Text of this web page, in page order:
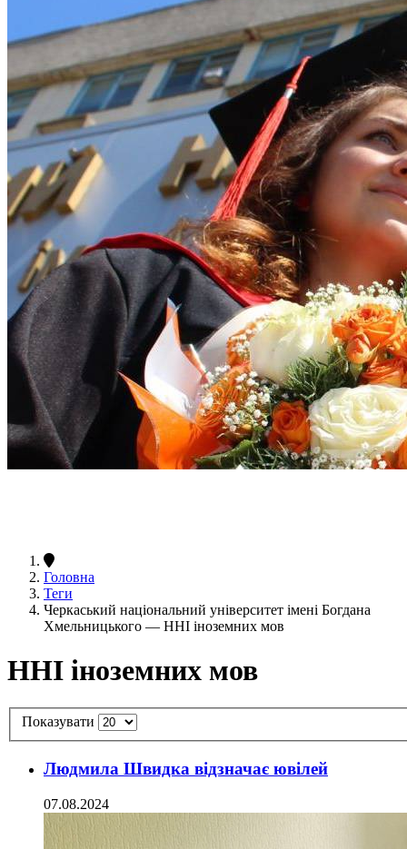
Головна
Теги
Черкаський національний університет імені Богдана
Хмельницького — ННІ іноземних мов
ННІ іноземних мов
Показувати
Людмила Швидка відзначає ювілей
07.08.2024